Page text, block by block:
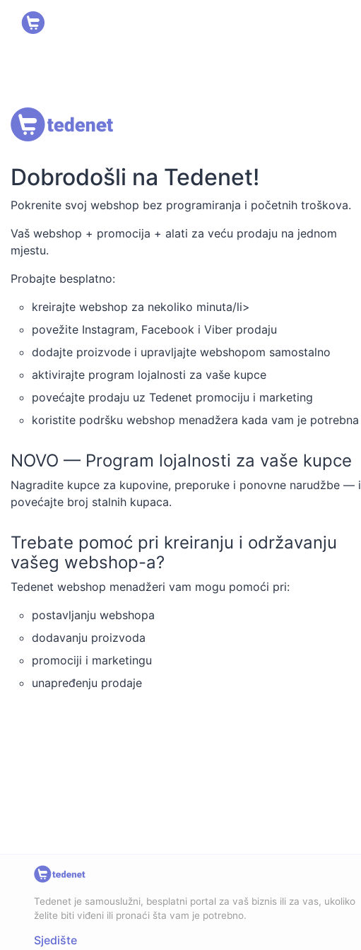
Dobrodošli na Tedenet!
Pokrenite svoj webshop bez programiranja i početnih troškova.
Vaš webshop + promocija + alati za veću prodaju na jednom
mjestu.
Probajte besplatno:
kreirajte webshop za nekoliko minuta/li>
povežite Instagram, Facebook i Viber prodaju
dodajte proizvode i upravljajte webshopom samostalno
aktivirajte program lojalnosti za vaše kupce
povećajte prodaju uz Tedenet promociju i marketing
koristite podršku webshop menadžera kada vam je potrebna
NOVO — Program lojalnosti za vaše kupce
Nagradite kupce za kupovine, preporuke i ponovne narudžbe — i
povećajte broj stalnih kupaca.
Trebate pomoć pri kreiranju i održavanju
vašeg webshop-a?
Tedenet webshop menadžeri vam mogu pomoći pri:
postavljanju webshopa
dodavanju proizvoda
promociji i marketingu
unapređenju prodaje
Tedenet je samouslužni, besplatni portal za vaš biznis ili za vas, ukoliko
želite biti viđeni ili pronaći šta vam je potrebno.
Sjedište